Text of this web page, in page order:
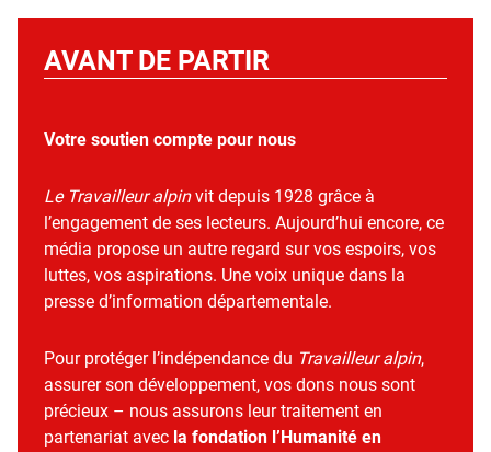
AVANT DE PARTIR
Votre soutien compte pour nous
Le Travailleur alpinvit depuis 1928 grâce à
l’engagement de ses lecteurs. Aujourd’hui encore, ce
média propose un autre regard sur vos espoirs, vos
luttes, vos aspirations. Une voix unique dans la
presse d’information départementale.
Pour protéger l’indépendance du Travailleur alpin,
assurer son développement, vos dons nous sont
précieux – nous assurons leur traitement en
partenariat avec la fondation l’Humanité en